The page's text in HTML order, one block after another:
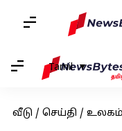
Tamil
வீடு / செய்தி / உலகம்